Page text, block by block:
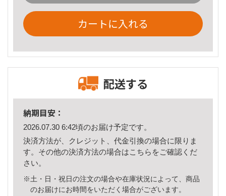
カートに入れる
配送する
納期目安：
2026.07.30 6:42頃のお届け予定です。
決済方法が、クレジット、代金引換の場合に限りま
す。その他の決済方法の場合はこちら をご確認くだ
さい。
※土・日・祝日の注文の場合や在庫状況によって、商品
のお届けにお時間をいただく場合がございます。